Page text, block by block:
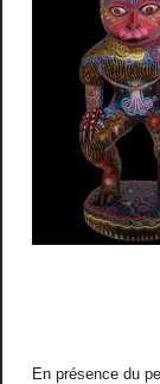
En présence du